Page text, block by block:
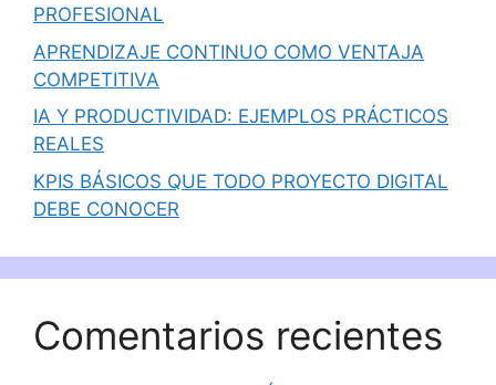
PROFESIONAL
APRENDIZAJE CONTINUO COMO VENTAJA
COMPETITIVA
IA Y PRODUCTIVIDAD: EJEMPLOS PRÁCTICOS
REALES
KPIS BÁSICOS QUE TODO PROYECTO DIGITAL
DEBE CONOCER
Comentarios recientes